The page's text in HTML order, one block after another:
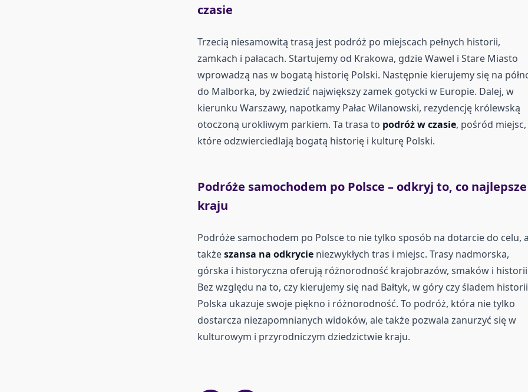
czasie
Trzecią niesamowitą trasą jest podróż po miejscach pełnych historii,
zamkach i pałacach. Startujemy od Krakowa, gdzie Wawel i Stare Miasto
wprowadzą nas w bogatą historię Polski. Następnie kierujemy się na
do Malborka, by zwiedzić największy zamek gotycki w Europie. Dalej, w
kierunku Warszawy, napotkamy Pałac Wilanowski, rezydencję królewską
otoczoną urokliwym parkiem. Ta trasa to podróż w czasie, pośród miejsc,
które odzwierciedlają bogatą historię i kulturę Polski.
Podróże samochodem po Polsce – odkryj to, co
kraju
Podróże samochodem po Polsce to nie tylko sposób na dotarcie do celu,
takżeszansa na odkrycieniezwykłych tras i miejsc. Trasy nadmorska,
górska i historyczna oferują różnorodność krajobrazów, smaków i
Bez względu na to, czy kierujemy się nad Bałtyk, w góry czy śladem
Polska ukazuje swoje piękno i różnorodność. To podróż, która nie tylko
dostarcza niezapomnianych widoków, ale także pozwala zanurzyć się w
kulturowym i przyrodniczym dziedzictwie kraju.